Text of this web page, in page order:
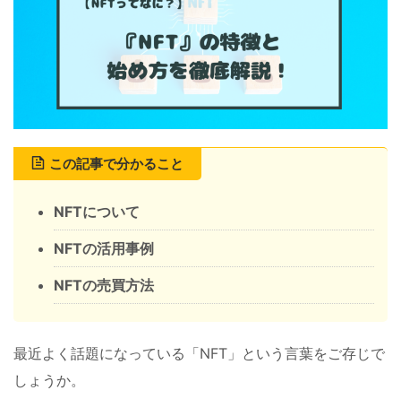
この記事で分かること
NFTについて
NFTの活用事例
NFTの売買方法
最近よく話題になっている「NFT」という言葉をご存じで
しょうか。